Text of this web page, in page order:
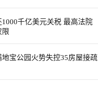
行的一次罕见的交通拦截。西温警局
千亿美元关税 最高法院
限
紧急经济权力法所征税款的六成。最
宝公园火势失控35房屋接疏